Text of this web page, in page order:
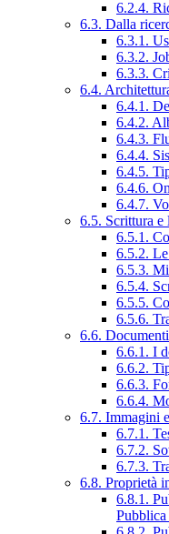
6.2.4.
6.3. Dalla
6.3.1.
6.3.2.
6.3.3.
6.4.
6.4.1.
6.4.2.
6.4.3.
6.4.4.
6.4.5.
6.4.6.
6.4.7.
6.5. Scrittura e
6.5.1.
6.5.2.
6.5.3.
6.5.4.
6.5.5.
6.5.6.
6.6. Documenti
6.6.1. I
6.6.2.
6.6.3.
6.6.4.
6.7. Immagini
6.7.1.
6.7.2.
6.7.3.
6.8. Proprietà
6.8.1.